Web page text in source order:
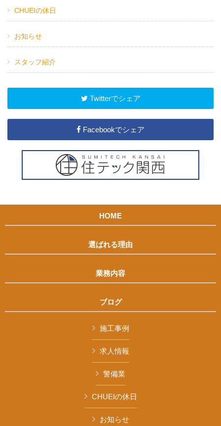
CHUEIの休日
お知らせ
スタッフ紹介
Twitterでシェア
Facebookでシェア
HOME
選ばれる理由
業務内容
ブログ
施工事例
求人情報
警備業
CHUEIの休日
お知らせ